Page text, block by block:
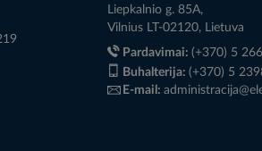
Liepkalnio g. 85A,
Vilnius LT-02120, Lietuva
Pardavimai: (+370) 5
Buhalterija: (+370) 5
E-mail: